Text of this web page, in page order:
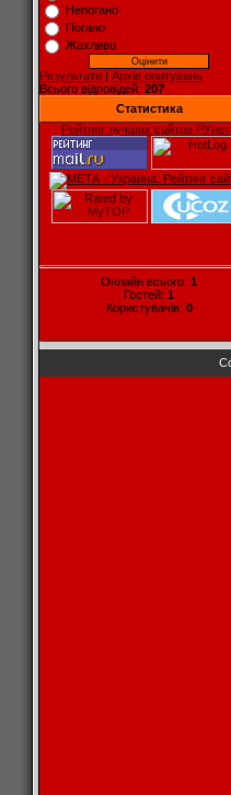
Непогано
Погано
Жахливо
Результати | Архів опитувань
Всього відповідей: 207
Статистика
Рейтинг лучших сайтов
Онлайн всього: 1
Гостей: 1
Користувачів: 0